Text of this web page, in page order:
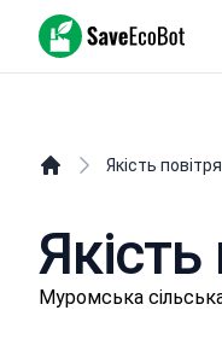
SaveEcoBot
Якість
Муромська